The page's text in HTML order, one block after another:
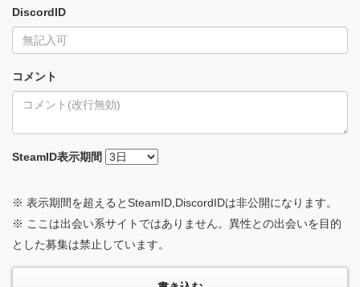
DiscordID
コメント
SteamID表示期間
※ 表示期間を超えるとSteamID,DiscordIDは非公開になります。
※ ここは出会い系サイトではありません。異性との出会いを目的
とした募集は禁止しています。